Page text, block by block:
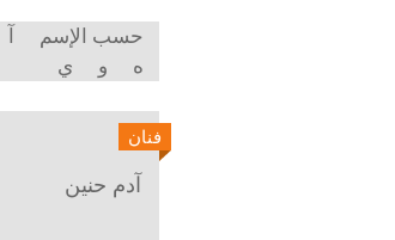
حسب الإسم آ
ه
و ي
فنان
آدم حنين